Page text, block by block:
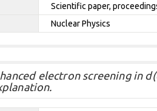
Scientific paper,
Nuclear Physics
electron screening in